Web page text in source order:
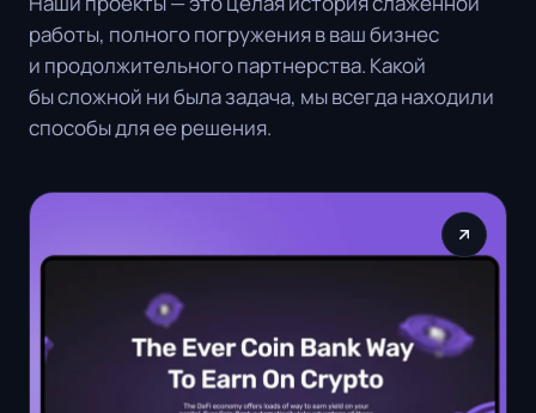
работы, полного погружения в ваш бизнес
и продолжительного партнерства. Какой
бы сложной ни была задача, мы всегда находили
способы для ее решения.